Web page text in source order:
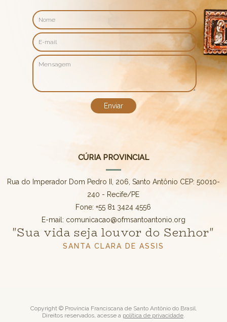
CÚRIA PROVINCIAL
Rua do Imperador Dom Pedro II, 206, Santo Antônio CEP: 50010-
240 - Recife/PE
Fone: +55 81 3424 4556
E-mail: comunicacao@ofmsantoantonio.org
"Sua vida seja louvor do Senhor"
SANTA CLARA DE ASSIS
Copyright © Província Franciscana de Santo Antônio do Brasil.
Direitos reservados, acesse a política de privacidade.